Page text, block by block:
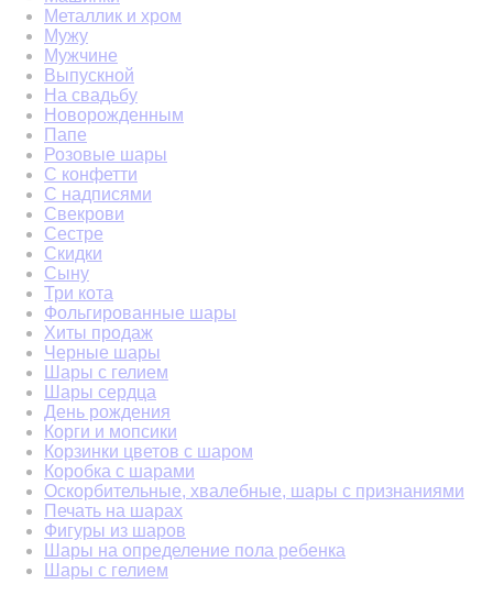
Металлик и хром
Мужу
Мужчине
Выпускной
На свадьбу
Новорожденным
Папе
Розовые шары
С конфетти
С надписями
Свекрови
Сестре
Скидки
Сыну
Три кота
Фольгированные шары
Хиты продаж
Черные шары
Шары с гелием
Шары сердца
День рождения
Корги и мопсики
Корзинки цветов с шаром
Коробка с шарами
Оскорбительные, хвалебные, шары с признаниями
Печать на шарах
Фигуры из шаров
Шары на определение пола ребенка
Шары с гелием